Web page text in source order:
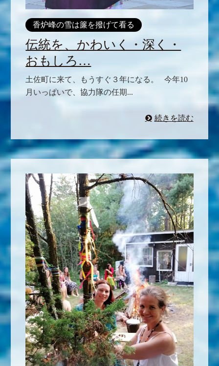
香炉峰の雪は簾を撥げて看る
伝統を、かわいく・深く・
おもしろ…
土佐町に来て、もうすぐ３年になる。 今年10
月いっぱいで、協力隊の任期...
続きを読む